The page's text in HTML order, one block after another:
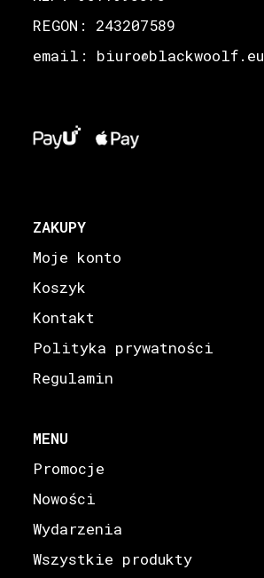
REGON: 243207589
email: biuro@blackwoolf.eu
ZAKUPY
Moje konto
Koszyk
Kontakt
Polityka prywatności
Regulamin
MENU
Promocje
Nowości
Wydarzenia
Wszystkie produkty